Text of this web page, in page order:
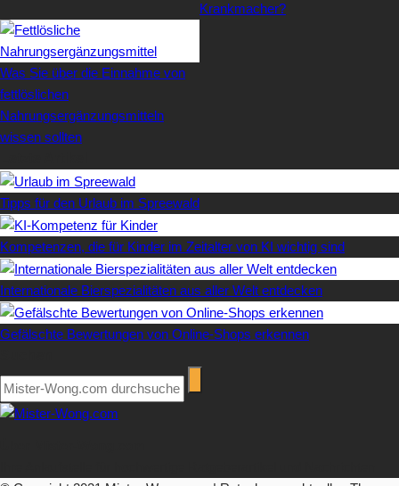
Krankmacher?
Was Sie über die Einnahme von
fettlöslichen
Nahrungsergänzungsmitteln
wissen sollten
Tipps für den Urlaub im Spreewald
Kompetenzen, die für Kinder im Zeitalter von KI wichtig sind
Internationale Bierspezialitäten aus aller Welt entdecken
Gefälschte Bewertungen von Online-Shops erkennen